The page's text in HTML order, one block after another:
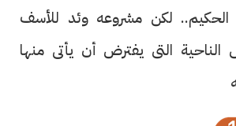
الحكيم.. لكن مشروعه وئد للأسف
التى يفترض أن يأتى منها